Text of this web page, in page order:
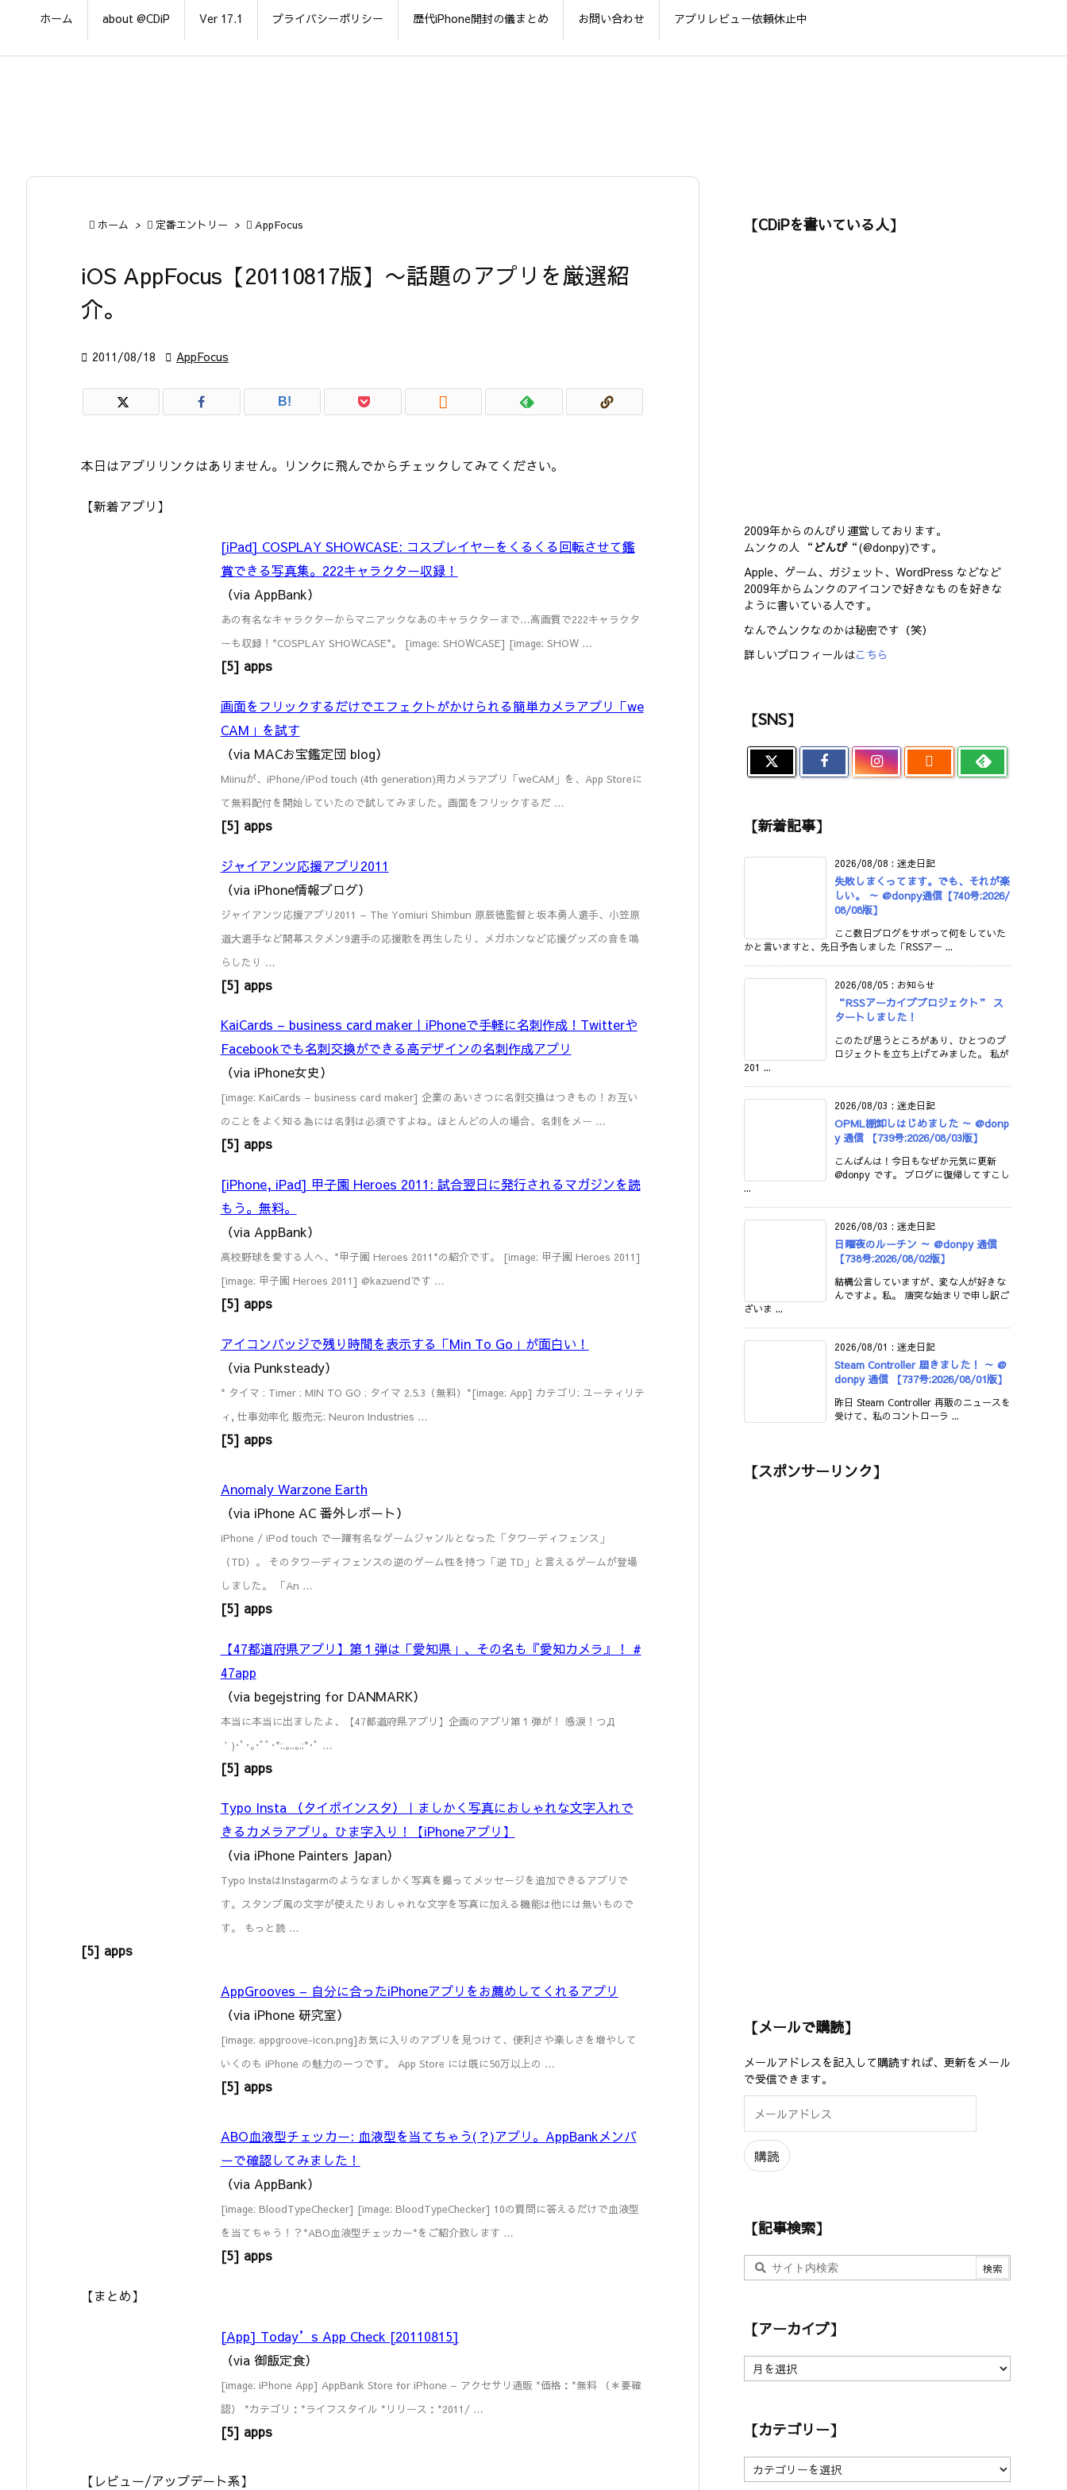
ホーム about @CDiP Ver 17.1 プライバシーポリシー 歴代iPhone開封の儀まとめ お問い合わせ アプリレビュー依頼休止中
 ホーム >  定番エントリー >  AppFocus
iOS AppFocus【20110817版】〜話題のアプリを厳選紹
介。
 2011/08/18  AppFocus
B! 
本日はアプリリンクはありません。リンクに飛んでからチェックしてみてください。
【新着アプリ】
[iPad] COSPLAY SHOWCASE: コスプレイヤーをくるくる回転させて鑑
賞できる写真集。222キャラクター収録！
（via AppBank）
あの有名なキャラクターからマニアックなあのキャラクターまで…高画質で222キャラクタ
ーも収録！*COSPLAY SHOWCASE*。 [image: SHOWCASE] [image: SHOW …
[5] apps
画面をフリックするだけでエフェクトがかけられる簡単カメラアプリ「we
CAM」を試す
（via MACお宝鑑定団 blog）
Miinuが、iPhone/iPod touch (4th generation)用カメラアプリ「weCAM」を、App Storeに
て無料配付を開始していたので試してみました。画面をフリックするだ …
[5] apps
ジャイアンツ応援アプリ2011
（via iPhone情報ブログ）
ジャイアンツ応援アプリ2011 – The Yomiuri Shimbun 原辰徳監督と坂本勇人選手、小笠原
道大選手など開幕スタメン9選手の応援歌を再生したり、メガホンなど応援グッズの音を鳴
らしたり …
[5] apps
KaiCards – business card maker｜iPhoneで手軽に名刺作成！Twitterや
Facebookでも名刺交換ができる高デザインの名刺作成アプリ
（via iPhone女史）
[image: KaiCards – business card maker] 企業のあいさつに名刺交換はつきもの！お互い
のことをよく知る為には名刺は必須ですよね。ほとんどの人の場合、名刺をメー …
[5] apps
[iPhone, iPad] 甲子園 Heroes 2011: 試合翌日に発行されるマガジンを読
もう。無料。
（via AppBank）
高校野球を愛する人へ、*甲子園 Heroes 2011*の紹介です。 [image: 甲子園 Heroes 2011]
[image: 甲子園 Heroes 2011] @kazuendです …
[5] apps
アイコンバッジで残り時間を表示する「Min To Go」が面白い！
（via Punksteady）
* タイマ : Timer : MIN TO GO : タイマ 2.5.3（無料）*[image: App] カテゴリ: ユーティリテ
ィ, 仕事効率化 販売元: Neuron Industries …
[5] apps
Anomaly Warzone Earth
（via iPhone AC 番外レポート）
iPhone / iPod touch で一躍有名なゲームジャンルとなった「タワーディフェンス」
（TD）。 そのタワーディフェンスの逆のゲーム性を持つ「逆 TD」と言えるゲームが登場
しました。 「An …
[5] apps
【47都道府県アプリ】第１弾は「愛知県」、その名も『愛知カメラ』！ #
47app
（via begejstring for DANMARK）
本当に本当に出ましたよ、【47都道府県アプリ】企画のアプリ第１弾が！ 感涙！つД
｀)･ﾟ･｡･ﾟﾟ･*:.｡..｡.:*･ﾟ …
[5] apps
Typo Insta （タイポインスタ）｜ましかく写真におしゃれな文字入れで
きるカメラアプリ。ひま字入り！【iPhoneアプリ】
（via iPhone Painters Japan）
Typo InstaはInstagarmのようなましかく写真を撮ってメッセージを追加できるアプリで
す。スタンプ風の文字が使えたりおしゃれな文字を写真に加える機能は他には無いもので
す。 もっと読 …
[5] apps
AppGrooves – 自分に合ったiPhoneアプリをお薦めしてくれるアプリ
（via iPhone 研究室）
[image: appgroove-icon.png]お気に入りのアプリを見つけて、便利さや楽しさを増やして
いくのも iPhone の魅力の一つです。 App Store には既に50万以上の …
[5] apps
ABO血液型チェッカー: 血液型を当てちゃう(？)アプリ。AppBankメンバ
ーで確認してみました！
（via AppBank）
[image: BloodTypeChecker] [image: BloodTypeChecker] 10の質問に答えるだけで血液型
を当てちゃう！？*ABO血液型チェッカー*をご紹介致します …
[5] apps
【まとめ】
[App] Today’s App Check [20110815]
（via 御飯定食）
[image: iPhone App] AppBank Store for iPhone – アクセサリ通販 *価格：*無料 （＊要確
認） *カテゴリ：*ライフスタイル *リリース：*2011/ …
[5] apps
【レビュー/アップデート系】
【CDiPを書いている人】
2009年からのんびり運営しております。
ムンクの人 “ どんぴ“(@donpy)です。
Apple、ゲーム、ガジェット、WordPress などなど
2009年からムンクのアイコンで好きなものを好きな
ように書いている人です。
なんでムンクなのかは秘密です（笑）
詳しいプロフィールはこちら
【SNS】

【新着記事】
2026/08/08 : 迷走日記
失敗しまくってます。でも、それが楽
しい。 ～ @donpy通信【740号:2026/
08/08版】
ここ数日ブログをサボって何をしていた
かと言いますと、先日予告しました「RSSアー ...
2026/08/05 : お知らせ
“RSSアーカイブプロジェクト” ス
タートしました！
このたび思うところがあり、ひとつのプ
ロジェクトを立ち上げてみました。 私が
201 ...
2026/08/03 : 迷走日記
OPML棚卸しはじめました ～ @donp
y 通信 【739号:2026/08/03版】
こんばんは！今日もなぜか元気に更新
@donpy です。 ブログに復帰してすこし
...
2026/08/03 : 迷走日記
日曜夜のルーチン ～ @donpy 通信
【738号:2026/08/02版】
結構公言していますが、変な人が好きな
んですよ。私。 唐突な始まりで申し訳ご
ざいま ...
2026/08/01 : 迷走日記
Steam Controller 届きました！ ～ @
donpy 通信 【737号:2026/08/01版】
昨日 Steam Controller 再販のニュースを
受けて、私のコントローラ ...
【スポンサーリンク】
【メールで購読】
メールアドレスを記入して購読すれば、更新をメール
で受信できます。
ル
ア
ド
購読
【記事検索】
【アーカイブ】
ア
イ
】
【カテゴリー】
【
カ